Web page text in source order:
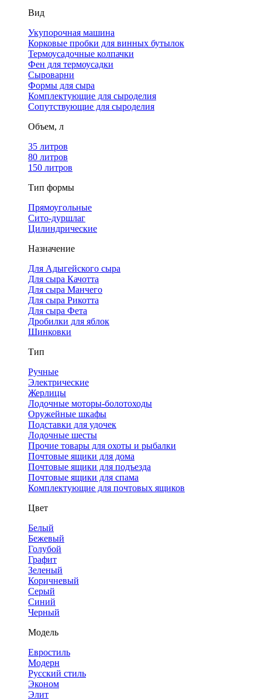
Вид
Укупорочная машина
Корковые пробки для винных бутылок
Термоусадочные колпачки
Фен для термоусадки
Сыроварни
Формы для сыра
Комплектующие для сыроделия
Сопутствующие для сыроделия
Объем, л
35 литров
80 литров
150 литров
Тип формы
Прямоугольные
Сито-дуршлаг
Цилиндрические
Назначение
Для Адыгейского сыра
Для сыра Качотта
Для сыра Манчего
Для сыра Рикотта
Для сыра Фета
Дробилки для яблок
Шинковки
Тип
Ручные
Электрические
Жерлицы
Лодочные моторы-болотоходы
Оружейные шкафы
Подставки для удочек
Лодочные шесты
Прочие товары для охоты и рыбалки
Почтовые ящики для дома
Почтовые ящики для подъезда
Почтовые ящики для спама
Комплектующие для почтовых ящиков
Цвет
Белый
Бежевый
Голубой
Графит
Зеленый
Коричневый
Серый
Синий
Черный
Модель
Евростиль
Модерн
Русский стиль
Эконом
Элит